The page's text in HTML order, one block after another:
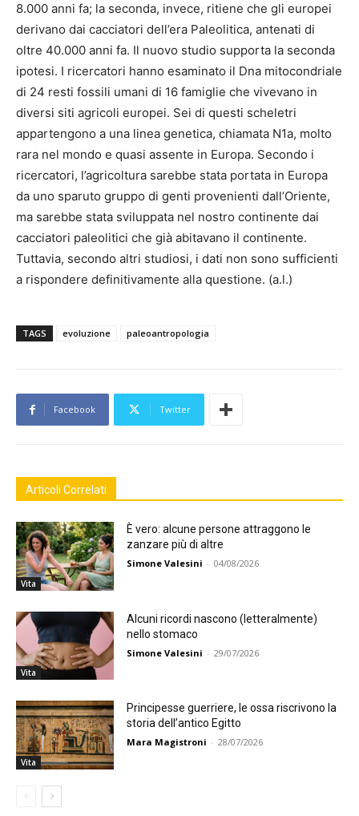
8.000 anni fa; la seconda, invece, ritiene che gli europei
derivano dai cacciatori dell’era Paleolitica, antenati di
oltre 40.000 anni fa. Il nuovo studio supporta la seconda
ipotesi. I ricercatori hanno esaminato il Dna mitocondriale
di 24 resti fossili umani di 16 famiglie che vivevano in
diversi siti agricoli europei. Sei di questi scheletri
appartengono a una linea genetica, chiamata N1a, molto
rara nel mondo e quasi assente in Europa. Secondo i
ricercatori, l’agricoltura sarebbe stata portata in Europa
da uno sparuto gruppo di genti provenienti dall’Oriente,
ma sarebbe stata sviluppata nel nostro continente dai
cacciatori paleolitici che già abitavano il continente.
Tuttavia, secondo altri studiosi, i dati non sono sufficienti
a rispondere definitivamente alla questione. (a.l.)
TAGS evoluzione paleoantropologia
Facebook Twitter
Articoli Correlati
Vita
È vero: alcune persone attraggono le
zanzare più di altre
Simone Valesini - 04/08/2026
Vita
Alcuni ricordi nascono (letteralmente)
nello stomaco
Simone Valesini - 29/07/2026
Vita
Principesse guerriere, le ossa riscrivono la
storia dell’antico Egitto
Mara Magistroni - 28/07/2026